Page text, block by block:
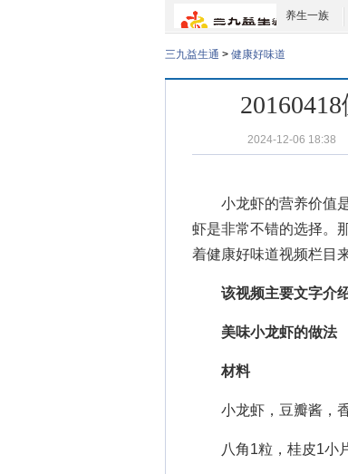
养生一族
三九益生通 > 健康好味道
2024-12-06 18:38
小龙虾的营养价值
虾是非常不错的选择。
着健康好味道视频栏目
该视频主要文字介
美味小龙虾的做法
材料
小龙虾，豆瓣酱，香
八角1粒，桂皮1小片